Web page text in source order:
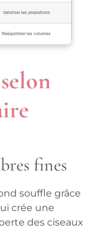
Valoriser les proportions
Rééquilibrer les volumes
fines
souffle grâce
crée une
des ciseaux